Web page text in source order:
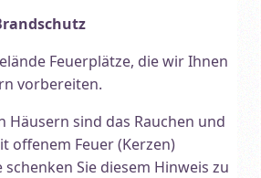
Feuerplätze, die wir Ihnen
vorbereiten.
Häusern sind das Rauchen und
offenem Feuer (Kerzen)
Sie diesem Hinweis zu